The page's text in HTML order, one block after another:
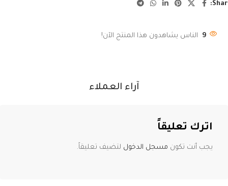
9 الناس يشاهدون هذا المنتج الآن!
آراء العملاء
اترك تعليقاً
يجب أنت تكون مسجل الدخول لتضيف تعليقاً.